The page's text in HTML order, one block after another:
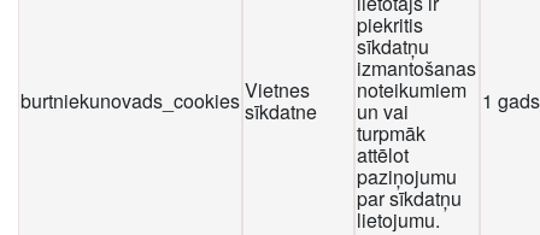
burtniekunovads_cookiesVietnes
sīkdatne
piekritis
sīkdatņu
izmantošanas
noteikumiem
un vai
turpmāk
attēlot
paziņojumu
par sīkdatņu
lietojumu.
1 gads